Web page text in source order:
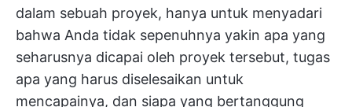
dalam sebuah proyek, hanya untuk menyadari
bahwa Anda tidak sepenuhnya yakin apa yang
seharusnya dicapai oleh proyek tersebut, tugas
apa yang harus diselesaikan untuk
mencapainya, dan siapa yang bertanggung